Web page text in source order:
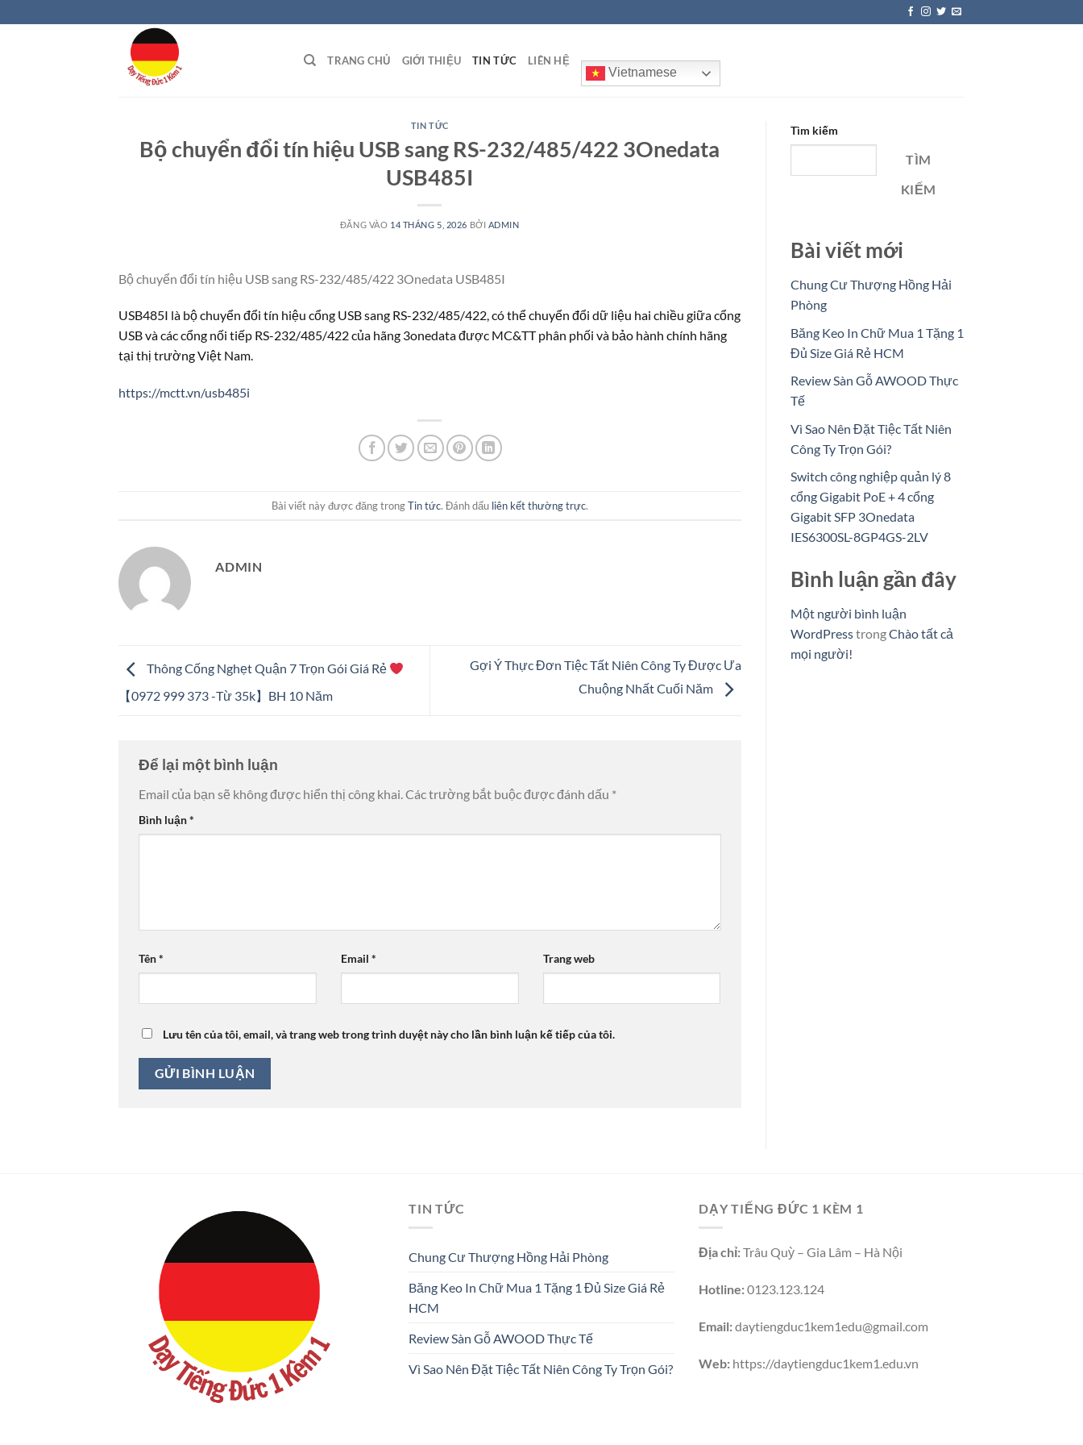
qua
TRANG CHỦ GIỚI THIỆU TIN TỨC LIÊN HỆ
Vietnamese
TIN TỨC
Bộ chuyển đổi tín hiệu USB sang RS-232/485/422 3Onedata
USB485I
ĐĂNG VÀO 14 THÁNG 5, 2026 BỞI ADMIN
Bộ chuyển đổi tín hiệu USB sang RS-232/485/422 3Onedata USB485I
USB485I là bộ chuyển đổi tín hiệu cổng USB sang RS-232/485/422, có thể chuyển đổi dữ liệu hai chiều giữa cổng
USB và các cổng nối tiếp RS-232/485/422 của hãng 3onedata được MC&TT phân phối và bảo hành chính hãng
tại thị trường Việt Nam.
https://mctt.vn/usb485i
Bài viết này được đăng trongTin tức. Đánh dấu liên kết thường trực.
ADMIN
Thông Cống Nghẹt Quận 7 Trọn Gói Giá Rẻ
【0972 999 373 -Từ 35k】BH 10 Năm
Gợi Ý Thực Đơn Tiệc Tất Niên Công Ty Được Ưa
Chuộng Nhất Cuối Năm
Để lại một bình luận
Email của bạn sẽ không được hiển thị công khai.Các trường bắt buộc được đánh dấu *
Bình luận*
Tên* Email * Trang web
Lưu tên của tôi, email, và trang web trong trình duyệt này cho lần bình luận kế tiếp của tôi.
Tìm kiếm
TÌM
KIẾM
Bài viết mới
Chung Cư Thượng Hồng Hải
Phòng
Băng Keo In Chữ Mua 1 Tặng 1
Đủ Size Giá Rẻ HCM
Review Sàn Gỗ AWOOD Thực
Tế
Vì Sao Nên Đặt Tiệc Tất Niên
Công Ty Trọn Gói?
Switch công nghiệp quản lý 8
cổng Gigabit PoE + 4 cổng
Gigabit SFP 3Onedata
IES6300SL-8GP4GS-2LV
Bình luận gần đây
Một người bình luận
WordPresstrongChào tất cả
mọi người!
TIN TỨC
Chung Cư Thượng Hồng Hải Phòng
Băng Keo In Chữ Mua 1 Tặng 1 Đủ Size Giá Rẻ
HCM
Review Sàn Gỗ AWOOD Thực Tế
Vì Sao Nên Đặt Tiệc Tất Niên Công Ty Trọn Gói?
DẠY TIẾNG ĐỨC 1 KÈM 1
Địa chỉ:Trâu Quỳ – Gia Lâm – Hà Nội
Hotline:0123.123.124
Email:daytiengduc1kem1edu@gmail.com
Web: https://daytiengduc1kem1.edu.vn